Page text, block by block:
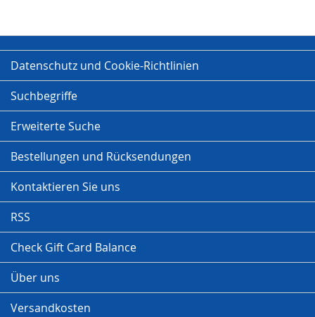
Datenschutz und Cookie-Richtlinien
Suchbegriffe
Erweiterte Suche
Bestellungen und Rücksendungen
Kontaktieren Sie uns
RSS
Check Gift Card Balance
Über uns
Versandkosten